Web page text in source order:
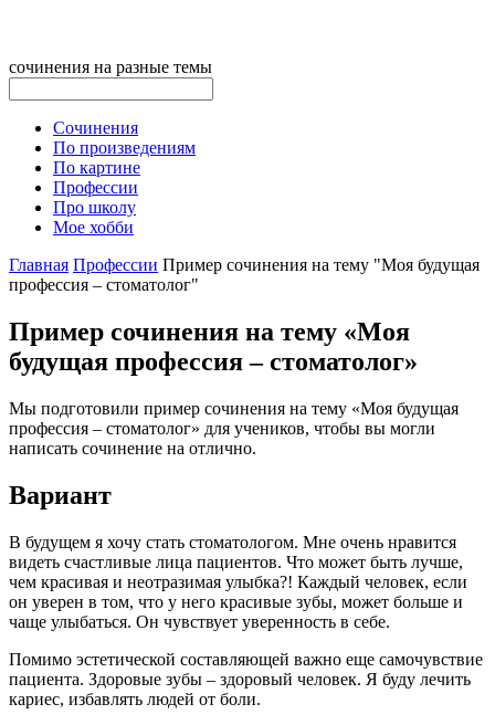
сочинения на разные темы
Сочинения
По произведениям
По картине
Профессии
Про школу
Мое хобби
Главная Профессии Пример сочинения на тему "Моя будущая
профессия – стоматолог"
Пример сочинения на тему «Моя
будущая профессия – стоматолог»
Мы подготовили пример сочинения на тему «Моя будущая
профессия – стоматолог» для учеников, чтобы вы могли
написать сочинение на отлично.
Вариант
В будущем я хочу стать стоматологом. Мне очень нравится
видеть счастливые лица пациентов. Что может быть лучше,
чем красивая и неотразимая улыбка?! Каждый человек, если
он уверен в том, что у него красивые зубы, может больше и
чаще улыбаться. Он чувствует уверенность в себе.
Помимо эстетической составляющей важно еще самочувствие
пациента. Здоровые зубы – здоровый человек. Я буду лечить
кариес, избавлять людей от боли.